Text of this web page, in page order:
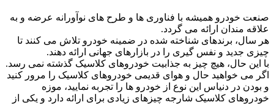
صنعت خودرو همیشه با فناوری ها و طرح های نوآورانه عرضه و به
علاقه مندان ارائه می گردد.
هر سال، برندهای شناخته شده در ضمینه خودرو تلاش می کنند تا
چیزی جدید و نفس گیری را در بازارهای جهانی ارائه دهند.
با این حال، هیچ چیز به جذابیت خودروهای کلاسیک گذشته نمی رسد.
اگر می‌ خواهید حال و هوای قدیمی خودروهای کلاسیک را مرور کنید
و بودن در دنیاس این نوع از خودرو ها را تجربه نمایید، موزه
خودروهای کلاسیک شارجه چیزهای زیادی برای ارائه دارد و یکی از